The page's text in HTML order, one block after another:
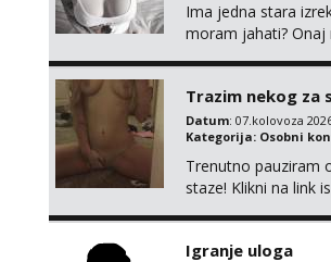
Ima jedna stara
moram jahati? Onaj
Trazim nekog za
Datum: 07.kolovoza
Kategorija: Osobni
Trenutno pauziram
staze! Klikni na link
Igranje uloga